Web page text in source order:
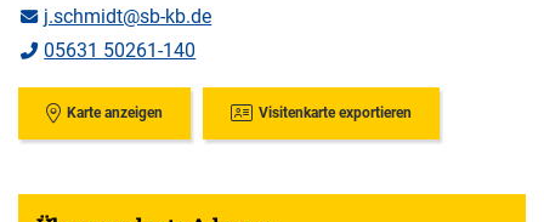
j.schmidt@sb-kb.de
05631 50261-140
Karte anzeigen Visitenkarte exportieren